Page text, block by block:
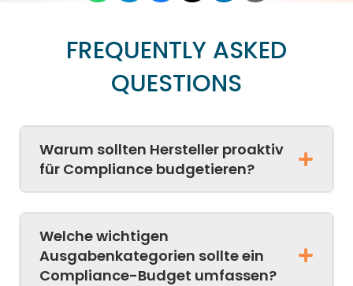
FREQUENTLY ASKED
QUESTIONS
Warum sollten Hersteller proaktiv
für Compliance budgetieren?
Welche wichtigen
Ausgabenkategorien sollte ein
Compliance-Budget umfassen?